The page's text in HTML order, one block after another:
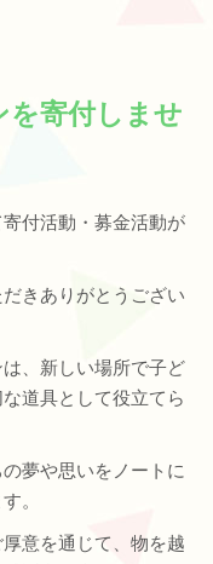
を寄付しませ
付活動・募金活動が
きありがとうござい
、新しい場所で子ど
道具として役立てら
夢や思いをノートに
。
意を通じて、物を越